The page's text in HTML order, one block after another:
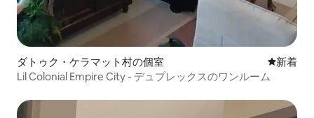
ダトゥク・ケラマット村の個室 新しい宿
新着
Lil Colonial Empire City - デュプレックスのワンルーム